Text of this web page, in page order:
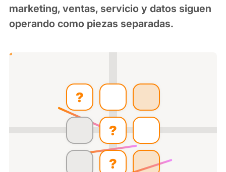
marketing, ventas, servicio y datos siguen
operando como piezas separadas.
?
?
?